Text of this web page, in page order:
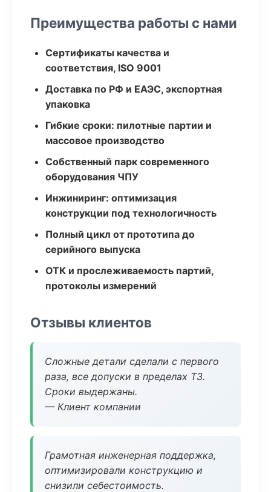
Преимущества работы с нами
Сертификаты качества и
соответствия, ISO 9001
Доставка по РФ и ЕАЭС, экспортная
упаковка
Гибкие сроки: пилотные партии и
массовое производство
Собственный парк современного
оборудования ЧПУ
Инжиниринг: оптимизация
конструкции под технологичность
Полный цикл от прототипа до
серийного выпуска
ОТК и прослеживаемость партий,
протоколы измерений
Отзывы клиентов
Сложные детали сделали с первого
раза, все допуски в пределах ТЗ.
Сроки выдержаны.
— Клиент компании
Грамотная инженерная поддержка,
оптимизировали конструкцию и
снизили себестоимость.